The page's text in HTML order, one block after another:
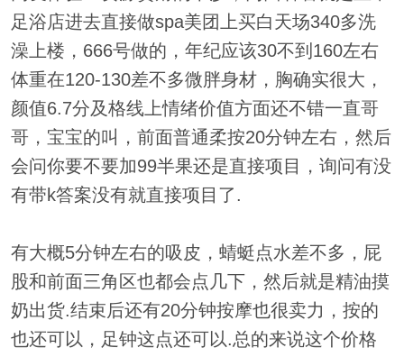
足浴店进去直接做spa美团上买白天场340多洗
澡上楼，666号做的，年纪应该30不到160左右
体重在120-130差不多微胖身材，胸确实很大，
颜值6.7分及格线上情绪价值方面还不错一直哥
哥，宝宝的叫，前面普通柔按20分钟左右，然后
会问你要不要加99半果还是直接项目，询问有没
有带k答案没有就直接项目了.
有大概5分钟左右的吸皮，蜻蜓点水差不多，屁
股和前面三角区也都会点几下，然后就是精油摸
奶出货.结束后还有20分钟按摩也很卖力，按的
也还可以，足钟这点还可以.总的来说这个价格